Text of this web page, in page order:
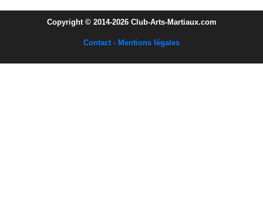
Copyright © 2014-2026 Club-Arts-Martiaux.com
Contact - Mentions légales